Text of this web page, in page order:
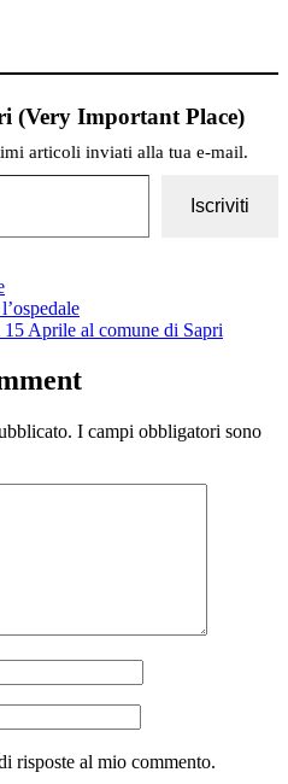
(Very Important Place)
articoli inviati alla tua e-mail.
Iscriviti
Aprile al comune di Sapri
I campi obbligatori sono
risposte al mio commento.